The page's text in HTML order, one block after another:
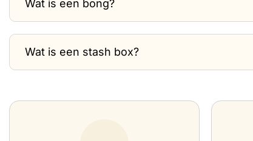
Wat is een bong?
Wat is een stash box?